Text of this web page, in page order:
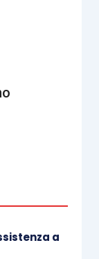
e
in
il ROU
la passività
a